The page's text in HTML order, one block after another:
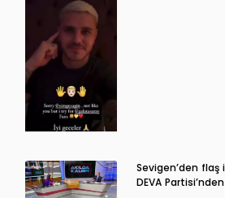
Sevigen’den flaş
DEVA